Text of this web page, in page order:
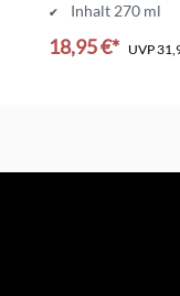
Inhalt 270 ml
18,95 €* UVP